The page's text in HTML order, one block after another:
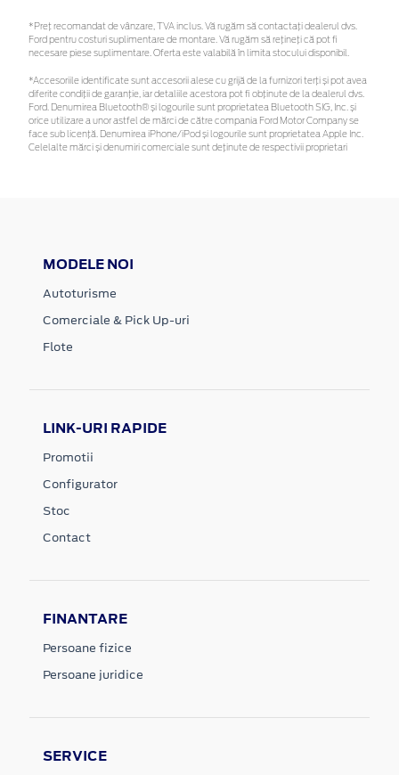
*Preţ recomandat de vânzare, TVA inclus. Vă rugăm să contactaţi dealerul dvs.
Ford pentru costuri suplimentare de montare. Vă rugăm să rețineți că pot fi
necesare piese suplimentare. Oferta este valabilă în limita stocului disponibil.
*Accesoriile identificate sunt accesorii alese cu grijă de la furnizori terți și pot avea
diferite condiții de garanție, iar detaliile acestora pot fi obținute de la dealerul dvs.
Ford. Denumirea Bluetooth® și logourile sunt proprietatea Bluetooth SIG, Inc. și
orice utilizare a unor astfel de mărci de către compania Ford Motor Company se
face sub licență. Denumirea iPhone/iPod și logourile sunt proprietatea Apple Inc.
Celelalte mărci și denumiri comerciale sunt deținute de respectivii proprietari
MODELE NOI
Autoturisme
Comerciale & Pick Up-uri
Flote
LINK-URI RAPIDE
Promotii
Configurator
Stoc
Contact
FINANTARE
Persoane fizice
Persoane juridice
SERVICE